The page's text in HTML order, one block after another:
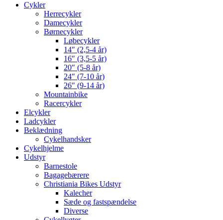
Cykler
Herrecykler
Damecykler
Børnecykler
Løbecykler
14″ (2,5-4 år)
16″ (3,5-5 år)
20″ (5-8 år)
24″ (7-10 år)
26″ (9-14 år)
Mountainbike
Racercykler
Elcykler
Ladcykler
Beklædning
Cykelhandsker
Cykelhjelme
Udstyr
Barnestole
Bagagebærere
Christiania Bikes Udstyr
Kalecher
Sæde og fastspændelse
Diverse